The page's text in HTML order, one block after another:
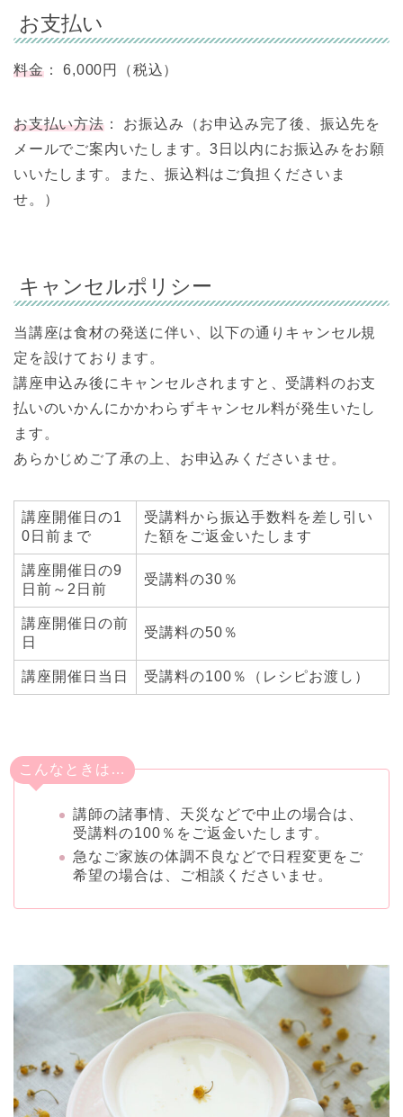
お支払い
料金： 6,000円（税込）
お支払い方法： お振込み（お申込み完了後、振込先を
メールでご案内いたします。3日以内にお振込みをお願
いいたします。また、振込料はご負担くださいま
せ。）
キャンセルポリシー
当講座は食材の発送に伴い、以下の通りキャンセル規
定を設けております。
講座申込み後にキャンセルされますと、受講料のお支
払いのいかんにかかわらずキャンセル料が発生いたし
ます。
あらかじめご了承の上、お申込みくださいませ。
講座開催日の1
0日前まで
受講料から振込手数料を差し引い
た額をご返金いたします
講座開催日の9
日前～2日前
受講料の30％
講座開催日の前
日
受講料の50％
講座開催日当日 受講料の100％（レシピお渡し）
こんなときは…
講師の諸事情、天災などで中止の場合は、
受講料の100％をご返金いたします。
急なご家族の体調不良などで日程変更をご
希望の場合は、ご相談くださいませ。